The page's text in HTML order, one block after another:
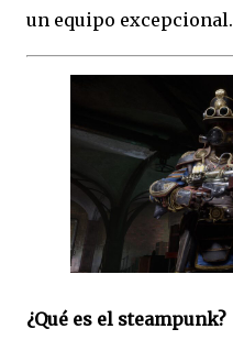
un equipo excepcional.
¿Qué es el steampunk?